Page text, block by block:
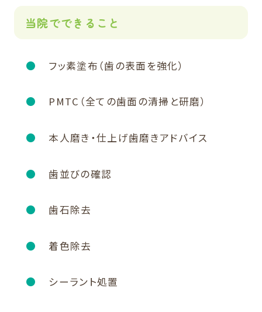
当院でできること
フッ素塗布（歯の表面を強化）
PMTC（全ての歯面の清掃と研磨）
本人磨き・仕上げ歯磨きアドバイス
歯並びの確認
歯石除去
着色除去
シーラント処置